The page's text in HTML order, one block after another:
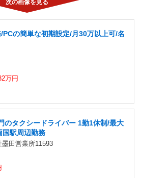
/PCの簡単な初期設定/月30万以上可/名
万円
のタクシードライバー 1勤1休制/最大
国駅周辺勤務
田営業所11593